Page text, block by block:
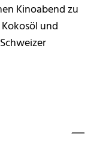
Kinoabend zu
und